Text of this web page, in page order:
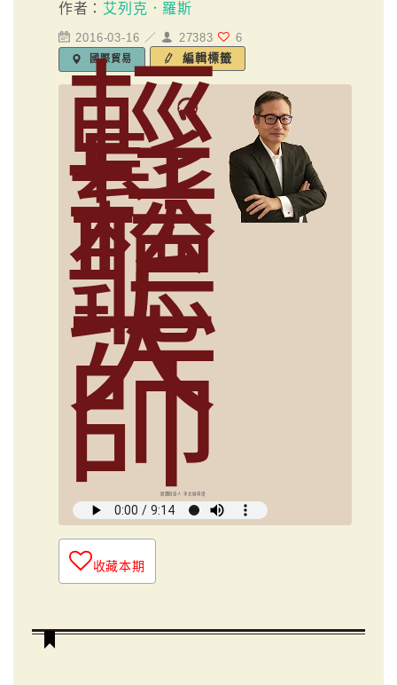
作者： 艾列克．羅斯
2016-03-16 ／ 27383 6
國際貿易 編輯標籤
輕
鬆
聽
大
師
媒體創意人 李文娟導讀
收藏本期